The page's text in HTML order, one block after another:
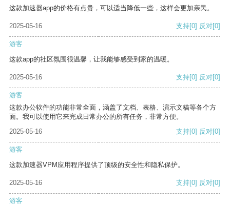
这款加速器app的价格有点贵，可以适当降低一些，这样会更加亲民。
2025-05-16 支持[0] 反对[0]
游客
这款app的社区氛围很温馨，让我能够感受到家的温暖。
2025-05-16 支持[0] 反对[0]
游客
这款办公软件的功能非常全面，涵盖了文档、表格、演示文稿等各个方
面。我可以使用它来完成日常办公的所有任务，非常方便。
2025-05-16
支持[0] 反对[0]
游客
这款加速器VPM应用程序提供了顶级的安全性和隐私保护。
2025-05-16 支持[0] 反对[0]
游客